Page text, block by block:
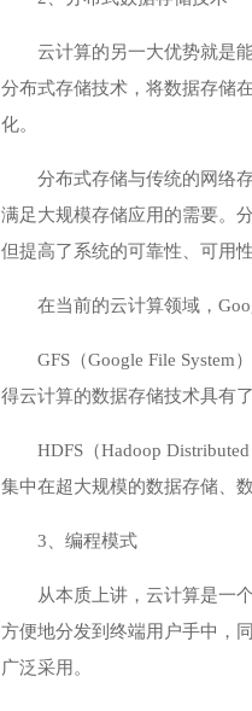
云计算的另一大优势就是
分布式存储技术，将数据存储
化。
分布式存储与传统的网络
满足大规模存储应用的需要。
但提高了系统的可靠性、可用
在当前的云计算领域，
GFS（Google File
得云计算的数据存储技术具有
HDFS（Hadoop
集中在超大规模的数据存储、
3、编程模式
从本质上讲，云计算是一
方便地分发到终端用户手中，
广泛采用。